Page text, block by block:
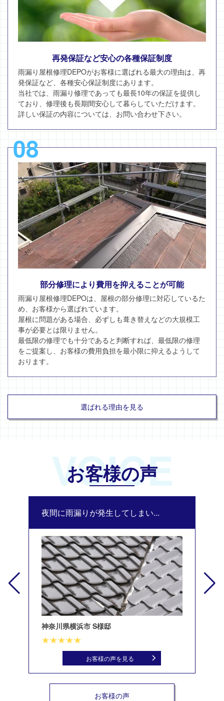
再発保証など安心の各種保証制度
雨漏り屋根修理DEPOがお客様に選ばれる最大の理由は、再
発保証など、各種安心保証制度にあります。
当社では、雨漏り修理であっても最長10年の保証を提供し
ており、修理後も長期間安心して暮らしていただけます。
詳しい保証の内容については、お問い合わせ下さい。
08
部分修理により費用を抑えることが可能
雨漏り屋根修理DEPOは、屋根の部分修理に対応しているた
め、お客様から選ばれています。
屋根に問題がある場合、必ずしも葺き替えなどの大規模工
事が必要とは限りません。
最低限の修理でも十分であると判断すれば、最低限の修理
をご提案し、お客様の費用負担を最小限に抑えるようして
おります。
選ばれる理由を見る
VOICE
お客様の声
夜間に雨漏りが発生してしまい...
神奈川県横浜市 S様邸
お客様の声を見る
お客様の声